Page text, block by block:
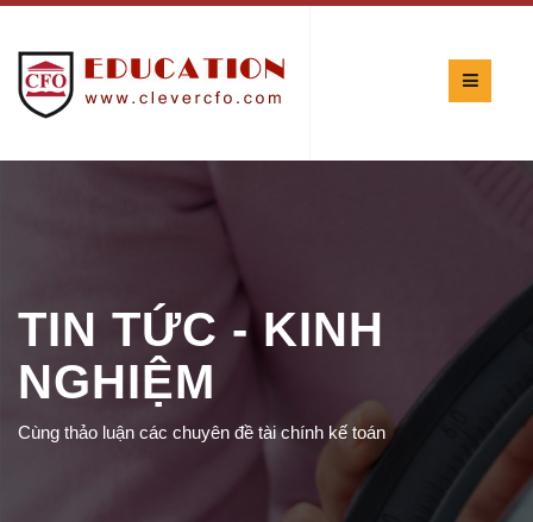
TIN TỨC - KINH
NGHIỆM
Cùng thảo luận các chuyên đề tài chính kế toán